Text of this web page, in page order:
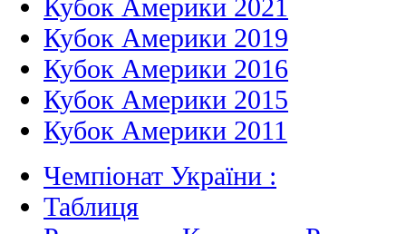
Кубок Америки 2021
Кубок Америки 2019
Кубок Америки 2016
Кубок Америки 2015
Кубок Америки 2011
Чемпіонат України :
Таблиця